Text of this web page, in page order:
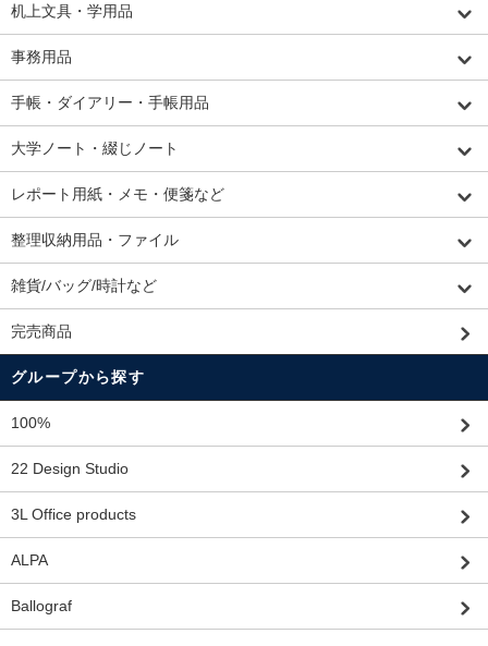
机上文具・学用品
事務用品
手帳・ダイアリー・手帳用品
大学ノート・綴じノート
レポート用紙・メモ・便箋など
整理収納用品・ファイル
雑貨/バッグ/時計など
完売商品
グループから探す
100%
22 Design Studio
3L Office products
ALPA
Ballograf